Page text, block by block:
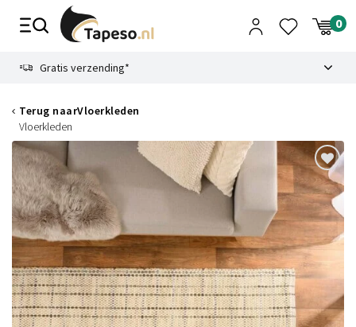
Gratis verzending*
Terug naarVloerkleden
Vloerkleden